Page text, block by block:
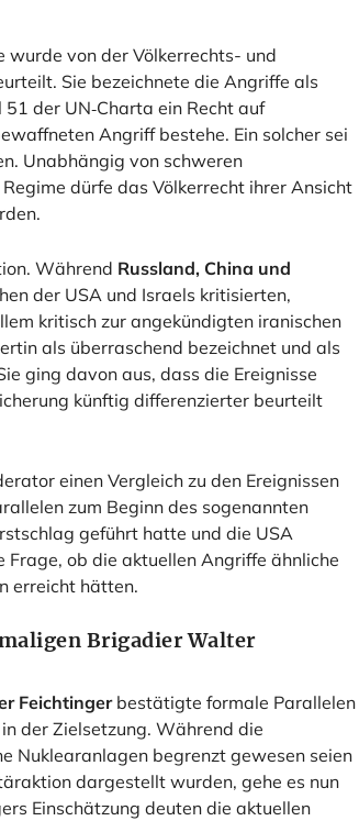
wurde von der Völkerrechts- und
Sie bezeichnete die Angriffe als
der UN‑Charta ein Recht auf
Angriff bestehe. Ein solcher sei
Unabhängig von schweren
dürfe das Völkerrecht ihrer Ansicht
Während Russland, China und
der USA und Israels kritisierten,
kritisch zur angekündigten iranischen
als überraschend bezeichnet und als
ging davon aus, dass die Ereignisse
künftig differenzierter beurteilt
einen Vergleich zu den Ereignissen
zum Beginn des sogenannten
geführt hatte und die USA
ob die aktuellen Angriffe ähnliche
erreicht hätten.
Brigadier Walter
Feichtingerbestätigte formale Parallelen
der Zielsetzung. Während die
Nuklearanlagen begrenzt gewesen seien
dargestellt wurden, gehe es nun
Einschätzung deuten die aktuellen